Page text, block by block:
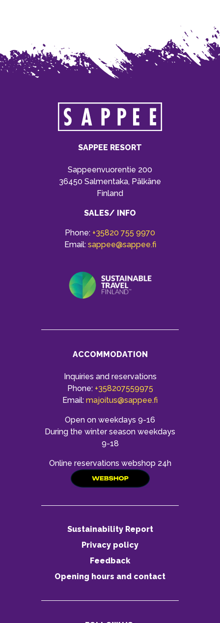
SAPPEE RESORT
Sappeenvuorentie 200
36450 Salmentaka, Pälkäne
Finland
SALES/ INFO
Phone: +35820 755 9970
Email: sappee@sappee.fi
ACCOMMODATION
Inquiries and reservations
Phone: +358207559975
Email: majoitus@sappee.fi
Open on weekdays 9-16
During the winter season weekdays
9-18
Online reservations webshop 24h
Sustainability Report
Privacy policy
Feedback
Opening hours and contact